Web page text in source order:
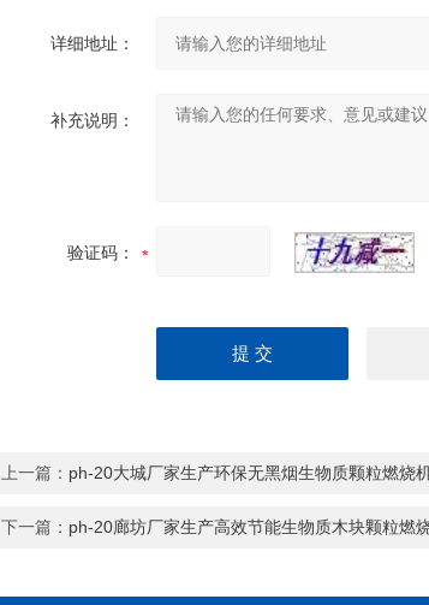
详细地址：
补充说明：
验证码：
上一篇： ph-20大城厂家生产环保无黑烟生物质颗粒燃烧
下一篇： ph-20廊坊厂家生产高效节能生物质木块颗粒燃